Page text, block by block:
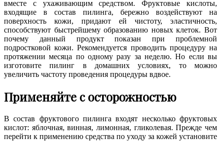
вместе с ухаживающим средством. Фруктовые кислоты,
входящие в состав пилинга, бережно воздействуют на
поверхность кожи, придают ей чистоту, эластичность,
способствуют быстрейшему образованию новых клеток. Вот
почему данный продукт показан при проблемной
подростковой кожи. Рекомендуется проводить процедуру на
протяжении месяца по одному разу за неделю. Но если вы
изготовите пилинг в домашних условиях, то можно
увеличить частоту проведения процедуры вдвое.
Применяйте с осторожностью
В состав фруктового пилинга входят несколько фруктовых
кислот: яблочная, винная, лимонная, гликолевая. Прежде чем
перейти к применению средства по уходу за кожей установите